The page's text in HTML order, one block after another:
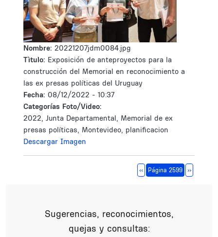
Nombre: 20221207jdm0084.jpg
Tìtulo: Exposición de anteproyectos para la
construcción del Memorial en reconocimiento a
las ex presas políticas del Uruguay
Fecha: 08/12/2022 - 10:37
Categorías Foto/Video:
2022, Junta Departamental, Memorial de ex
presas políticas, Montevideo, planificacion
Descargar Imagen
Página anterior
‹‹ Página 2599 Siguiente
››
Sugerencias, reconocimientos,
quejas y consultas: